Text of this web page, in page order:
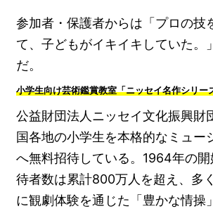
参加者・保護者からは「プロの技
て、子どもがイキイキしていた。
だ。
小学生向け芸術鑑賞教室「ニッセイ名作シリー
公益財団法人ニッセイ文化振興財
国各地の小学生を本格的なミュー
へ無料招待している。1964年の
待者数は累計800万人を超え、多
に観劇体験を通じた「豊かな情操